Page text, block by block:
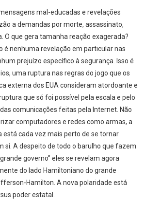
mal-educadas e revelações
a demandas por morte, assassinato,
O que gera tamanha reação exagerada?
é nenhuma revelação em particular nas
prejuízo específico à segurança. Isso é
uma ruptura nas regras do jogo que os
externa dos EUA consideram atordoante e
que só foi possível pela escala e pelo
comunicações feitas pela Internet. Não
computadores e redes como armas, a
está cada vez mais perto de se tornar
si. A despeito de todo o barulho que fazem
governo” eles se revelam agora
do lado Hamiltoniano do grande
Hamilton. A nova polaridade está
poder estatal.